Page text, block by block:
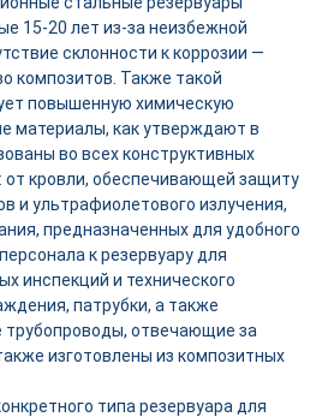
15-20 лет из-за неизбежной
склонности к коррозии —
композитов. Также такой
повышенную химическую
материалы, как утверждают в
во всех конструктивных
от кровли, обеспечивающей защиту
и ультрафиолетового излучения,
предназначенных для удобного
к резервуару для
инспекций и технического
патрубки, а также
трубопроводы, отвечающие за
изготовлены из композитных
типа резервуара для